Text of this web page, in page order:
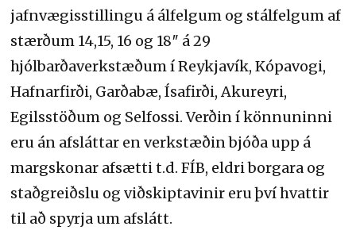
jafnvægisstillingu á álfelgum og stálfelgum af
stærðum 14,15, 16 og 18″ á 29
hjólbarðaverkstæðum í Reykjavík, Kópavogi,
Hafnarfirði, Garðabæ, Ísafirði, Akureyri,
Egilsstöðum og Selfossi. Verðin í könnuninni
eru án afsláttar en verkstæðin bjóða upp á
margskonar afsætti t.d. FÍB, eldri borgara og
staðgreiðslu og viðskiptavinir eru því hvattir
til að spyrja um afslátt.